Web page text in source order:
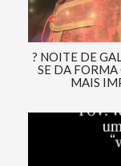
? NOITE DE
SE DA FORMA
MAIS